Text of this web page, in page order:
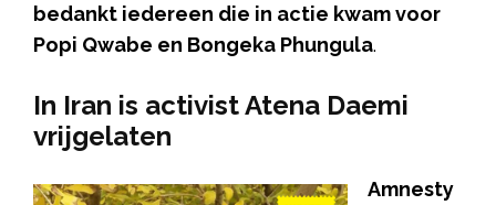
bedankt iedereen die in actie kwam voor
Popi Qwabe en Bongeka Phungula.
In Iran is activist Atena Daemi
vrijgelaten
Amnesty